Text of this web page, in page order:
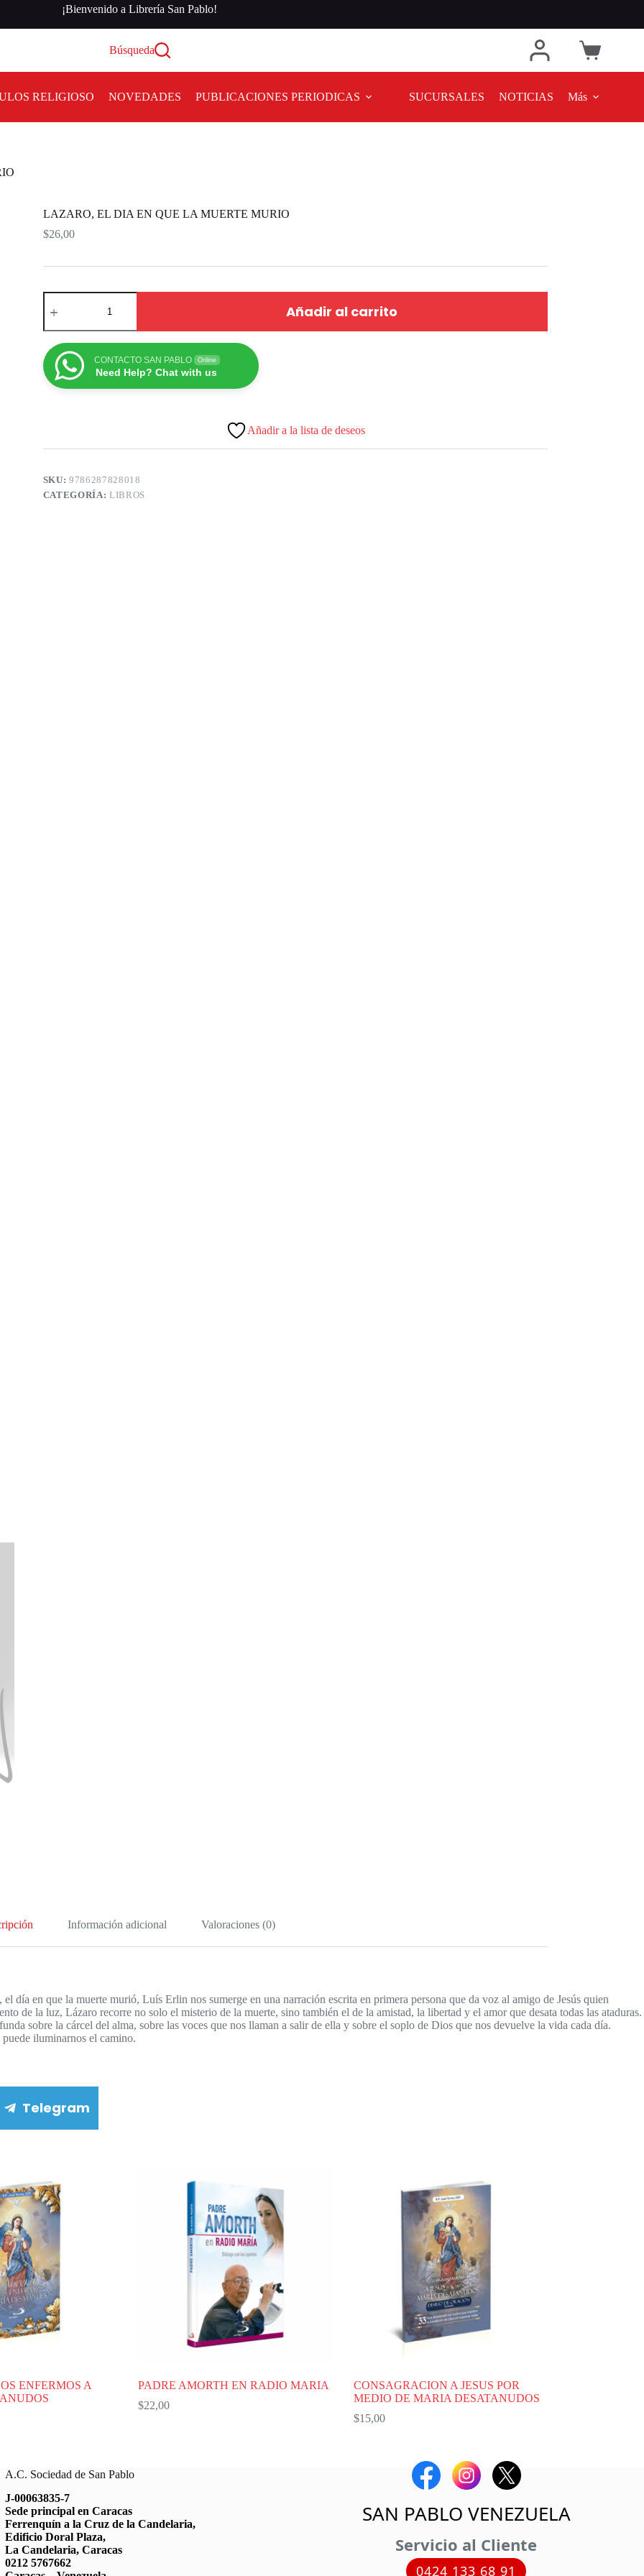
¡Bienvenido a Librería San Pablo!
Búsqueda
RELIGIOSO NOVEDADES PUBLICACIONES PERIODICAS SUCURSALES NOTICIAS Más
LAZARO, EL DIA EN QUE LA MUERTE MURIO
$26,00
Añadir al carrito
CONTACTO SAN PABLO Online
Need Help? Chat with us
Añadir a la lista de deseos
SKU:9786287828018
CATEGORÍA: LIBROS
Información adicional Valoraciones (0)
día en que la muerte murió, Luís Erlin nos sumerge en una narración escrita en primera persona que da voz al amigo de Jesús quien
de la luz, Lázaro recorre no solo el misterio de la muerte, sino también el de la amistad, la libertad y el amor que desata todas las ataduras.
sobre la cárcel del alma, sobre las voces que nos llaman a salir de ella y sobre el soplo de Dios que nos devuelve la vida cada día.
iluminarnos el camino.
Telegram
ENFERMOS A
PADRE AMORTH EN RADIO MARIA
$22,00
CONSAGRACION A JESUS POR
MEDIO DE MARIA DESATANUDOS
$15,00
A.C. Sociedad de San Pablo
J-00063835-7
Sede principal en Caracas
Ferrenquín a la Cruz de la Candelaria,
Edificio Doral Plaza,
La Candelaria, Caracas
0212 5767662
SAN PABLO VENEZUELA
Servicio al Cliente
0424 133 68 91